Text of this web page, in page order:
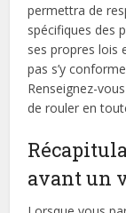
permettra de
spécifiques des
ses propres lois
pas s’y
Renseignez-
de rouler en
avant un